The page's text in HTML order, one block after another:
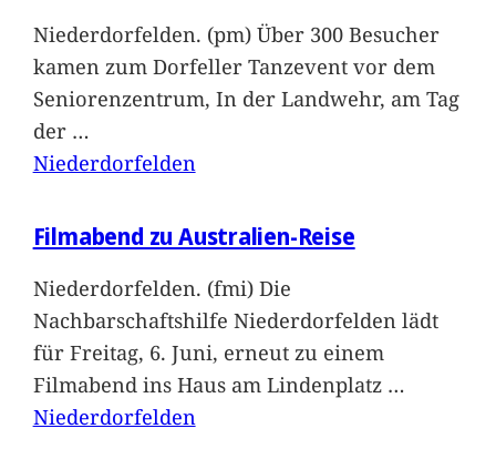
Niederdorfelden. (pm) Über 300 Besucher
kamen zum Dorfeller Tanzevent vor dem
Seniorenzentrum, In der Landwehr, am Tag
der …
Niederdorfelden
Filmabend zu Australien-Reise
Niederdorfelden. (fmi) Die
Nachbarschaftshilfe Niederdorfelden lädt
für Freitag, 6. Juni, erneut zu einem
Filmabend ins Haus am Lindenplatz …
Niederdorfelden